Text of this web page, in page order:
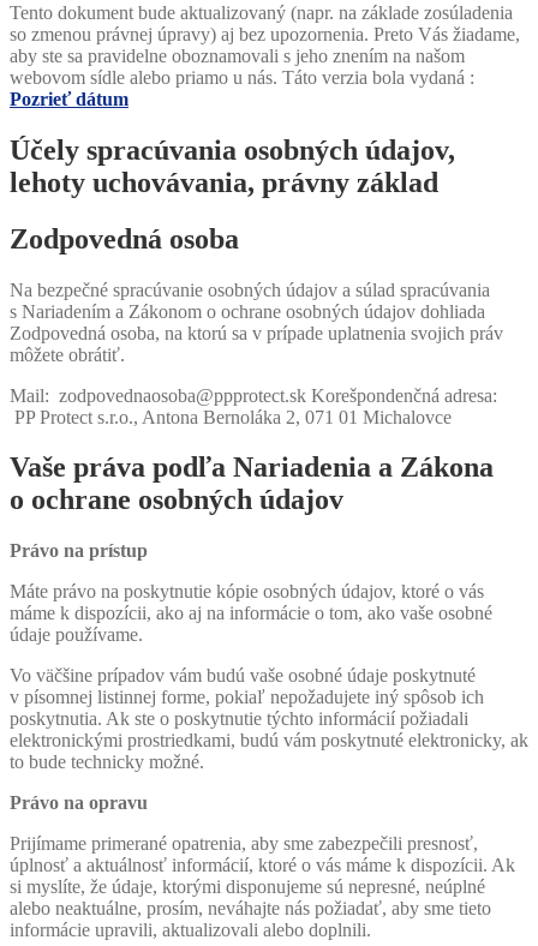
Tento dokument bude aktualizovaný (napr. na základe zosúladenia
so zmenou právnej úpravy) aj bez upozornenia. Preto Vás žiadame,
aby ste sa pravidelne oboznamovali s jeho znením na našom
webovom sídle alebo priamo u nás. Táto verzia bola vydaná :
Pozrieť dátum
Účely spracúvania osobných údajov,
lehoty uchovávania, právny základ
Zodpovedná osoba
Na bezpečné spracúvanie osobných údajov a súlad spracúvania
s Nariadením a Zákonom o ochrane osobných údajov dohliada
Zodpovedná osoba, na ktorú sa v prípade uplatnenia svojich práv
môžete obrátiť.
Mail: zodpovednaosoba@ppprotect.sk Korešpondenčná adresa:
PP Protect s.r.o., Antona Bernoláka 2, 071 01 Michalovce
Vaše práva podľa Nariadenia a Zákona
o ochrane osobných údajov
Právo na prístup
Máte právo na poskytnutie kópie osobných údajov, ktoré o vás
máme k dispozícii, ako aj na informácie o tom, ako vaše osobné
údaje používame.
Vo väčšine prípadov vám budú vaše osobné údaje poskytnuté
v písomnej listinnej forme, pokiaľ nepožadujete iný spôsob ich
poskytnutia. Ak ste o poskytnutie týchto informácií požiadali
elektronickými prostriedkami, budú vám poskytnuté elektronicky, ak
to bude technicky možné.
Právo na opravu
Prijímame primerané opatrenia, aby sme zabezpečili presnosť,
úplnosť a aktuálnosť informácií, ktoré o vás máme k dispozícii. Ak
si myslíte, že údaje, ktorými disponujeme sú nepresné, neúplné
alebo neaktuálne, prosím, neváhajte nás požiadať, aby sme tieto
informácie upravili, aktualizovali alebo doplnili.